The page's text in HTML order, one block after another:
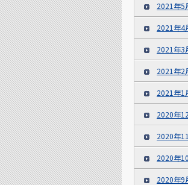
2021年5
2021年4
2021年3
2021年2
2021年1
2020年
2020年
2020年
2020年9